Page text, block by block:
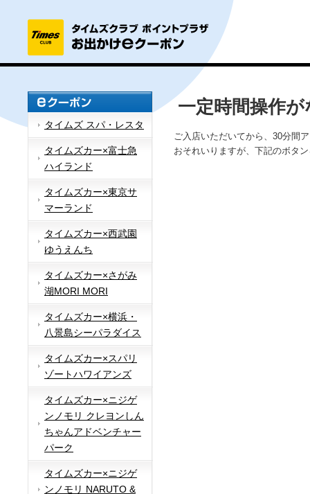
タイムズ スパ・レスタ
タイムズカー×富士急
ハイランド
タイムズカー×東京サ
マーランド
タイムズカー×西武園
ゆうえんち
タイムズカー×さがみ
湖MORI MORI
タイムズカー×横浜・
八景島シーパラダイス
タイムズカー×スパリ
ゾートハワイアンズ
タイムズカー×ニジゲ
ンノモリ クレヨンしん
ちゃんアドベンチャー
パーク
タイムズカー×ニジゲ
ンノモリ NARUTO &
一定時間操作
ご入店いただいてから、30分間
おそれいりますが、下記のボタ